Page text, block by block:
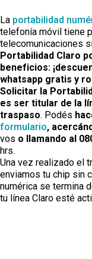
La portabilidad
telefonía móvil tiene
telecomunicaciones
Portabilidad Claro
beneficios:
whatsapp gratis y
Solicitar la
es ser titular de la
traspaso. Podés
formulario,
vos o llamando al
hrs.​
Una vez realizado el
enviamos tu chip sin
numérica se termina
tu línea Claro esté